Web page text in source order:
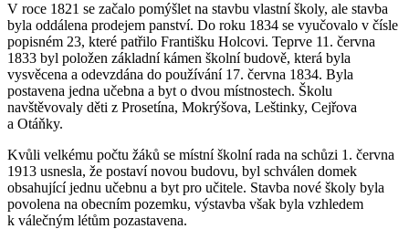
V roce 1821 se začalo pomýšlet na stavbu vlastní školy, ale stavba
byla oddálena prodejem panství. Do roku 1834 se vyučovalo v čísle
popisném 23, které patřilo Františku Holcovi. Teprve 11. června
1833 byl položen základní kámen školní budově, která byla
vysvěcena a odevzdána do používání 17. června 1834. Byla
postavena jedna učebna a byt o dvou místnostech. Školu
navštěvovaly děti z Prosetína, Mokrýšova, Leštinky, Cejřova
a Otáňky.
Kvůli velkému počtu žáků se místní školní rada na schůzi 1. června
1913 usnesla, že postaví novou budovu, byl schválen domek
obsahující jednu učebnu a byt pro učitele. Stavba nové školy byla
povolena na obecním pozemku, výstavba však byla vzhledem
k válečným létům pozastavena.